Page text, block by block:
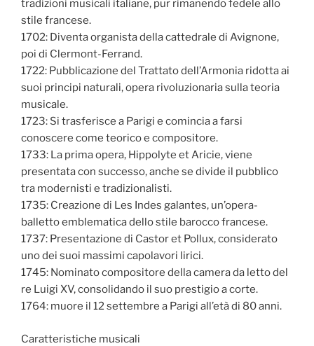
tradizioni musicali italiane, pur rimanendo fedele allo
stile francese.
1702: Diventa organista della cattedrale di Avignone,
poi di Clermont-Ferrand.
1722: Pubblicazione del Trattato dell’Armonia ridotta ai
suoi principi naturali, opera rivoluzionaria sulla teoria
musicale.
1723: Si trasferisce a Parigi e comincia a farsi
conoscere come teorico e compositore.
1733: La prima opera, Hippolyte et Aricie, viene
presentata con successo, anche se divide il pubblico
tra modernisti e tradizionalisti.
1735: Creazione di Les Indes galantes, un’opera-
balletto emblematica dello stile barocco francese.
1737: Presentazione di Castor et Pollux, considerato
uno dei suoi massimi capolavori lirici.
1745: Nominato compositore della camera da letto del
re Luigi XV, consolidando il suo prestigio a corte.
1764: muore il 12 settembre a Parigi all’età di 80 anni.
Caratteristiche musicali